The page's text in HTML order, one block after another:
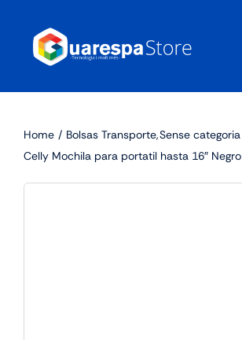
content
Home Bolsas Transporte Sense categoria
Celly Mochila para portatil hasta 16″ Negro